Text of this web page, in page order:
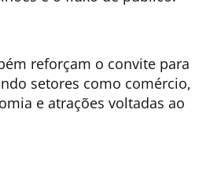
reforçam o convite para
setores como comércio,
e atrações voltadas ao